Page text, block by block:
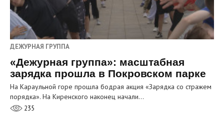
ДЕЖУРНАЯ ГРУППА
«Дежурная группа»: масштабная
зарядка прошла в Покровском парке
На Караульной горе прошла бодрая акция «Зарядка со стражем
порядка». На Киренского наконец начали…
235